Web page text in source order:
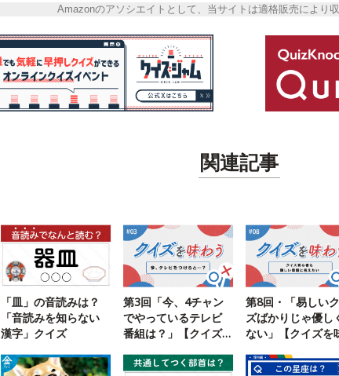
Amazonのアソシエイトとして、当サイトは適格販売により収
関連記事
「皿」の音読みは？
「音読みを知らない
漢字」クイズ
第3回「今、4チャン
でやっているテレビ
番組は？」【クイズ
第8回・「易しい
ズばかりじゃ優し
ない」【クイズを